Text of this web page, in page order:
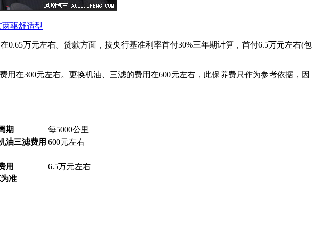
两驱舒适型
万元左右。贷款方面，按央行基准利率首付30%三年期计算，首付6.5万元左右(包
在300元左右。更换机油、三滤的费用在600元左右，此保养费只作为参考依据，因
期
每5000公里
油三滤费用 600元左右
用
6.5万元左右
准